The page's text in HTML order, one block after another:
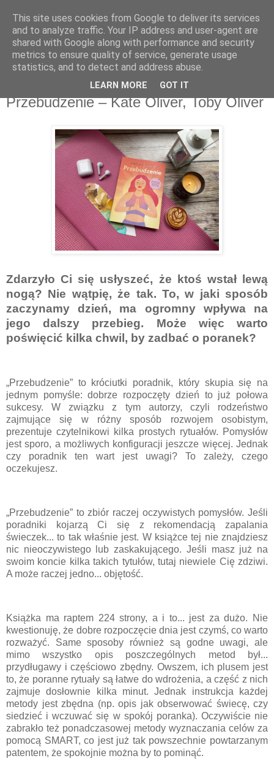
Recenzje na widelcu
Portal kulturalny - książki, recenzje, inspiracje, konkursy.
sobota, 28 stycznia 2023
Przebudzenie – Kate Oliver, Toby Oliver
Zdarzyło Ci się usłyszeć, że ktoś wstał lewą
nogą? Nie wątpię, że tak. To, w jaki sposób
zaczynamy dzień, ma ogromny wpływa na
jego dalszy przebieg. Może więc warto
poświęcić kilka chwil, by zadbać o poranek?
„Przebudzenie” to króciutki poradnik, który skupia się na
jednym pomyśle: dobrze rozpoczęty dzień to już połowa
sukcesy. W związku z tym autorzy, czyli rodzeństwo
zajmujące się w różny sposób rozwojem osobistym,
prezentuje czytelnikowi kilka prostych rytuałów. Pomysłów
jest sporo, a możliwych konfiguracji jeszcze więcej. Jednak
czy poradnik ten wart jest uwagi? To zależy, czego
oczekujesz.
„Przebudzenie” to zbiór raczej oczywistych pomysłów. Jeśli
poradniki kojarzą Ci się z rekomendacją zapalania
świeczek... to tak właśnie jest. W książce tej nie znajdziesz
nic nieoczywistego lub zaskakującego. Jeśli masz już na
swoim koncie kilka takich tytułów, tutaj niewiele Cię zdziwi.
A może raczej jedno... objętość.
Książka ma raptem 224 strony, a i to... jest za dużo. Nie
kwestionuję, że dobre rozpoczęcie dnia jest czymś, co warto
rozważyć. Same sposoby również są godne uwagi, ale
mimo wszystko opis poszczególnych metod był...
przydługawy i częściowo zbędny. Owszem, ich plusem jest
to, że poranne rytuały są łatwe do wdrożenia, a część z nich
zajmuje dosłownie kilka minut. Jednak instrukcja każdej
metody jest zbędna (np. opis jak obserwować świecę, czy
siedzieć i wczuwać się w spokój poranka). Oczywiście nie
zabrakło też ponadczasowej metody wyznaczania celów za
pomocą SMART, co jest już tak powszechnie powtarzanym
patentem, że spokojnie można by to pominąć.
This site uses cookies from Google to deliver its services
and to analyze traffic. Your IP address and user-agent are
shared with Google along with performance and security
metrics to ensure quality of service, generate usage
statistics, and to detect and address abuse.
LEARN MORE GOT IT